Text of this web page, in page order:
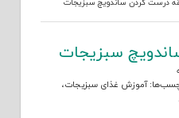
درست کردن ساندویچ سبزیجات
سبزیجات
آموزش غذای سبزیجات،
.